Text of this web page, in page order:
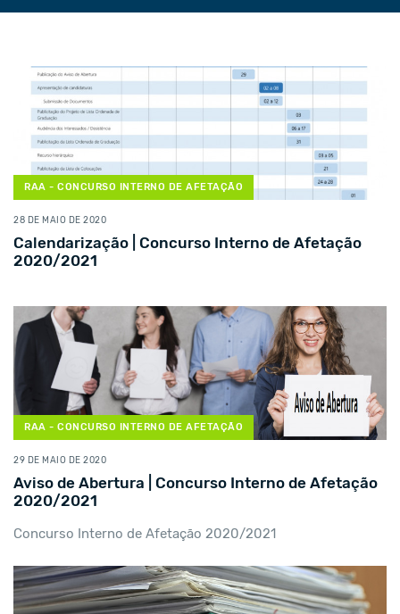
RAA - CONCURSO INTERNO DE AFETAÇÃO
28 DE MAIO DE 2020
Calendarização | Concurso Interno de Afetação
2020/2021
RAA - CONCURSO INTERNO DE AFETAÇÃO
29 DE MAIO DE 2020
Aviso de Abertura | Concurso Interno de Afetação
2020/2021
Concurso Interno de Afetação 2020/2021